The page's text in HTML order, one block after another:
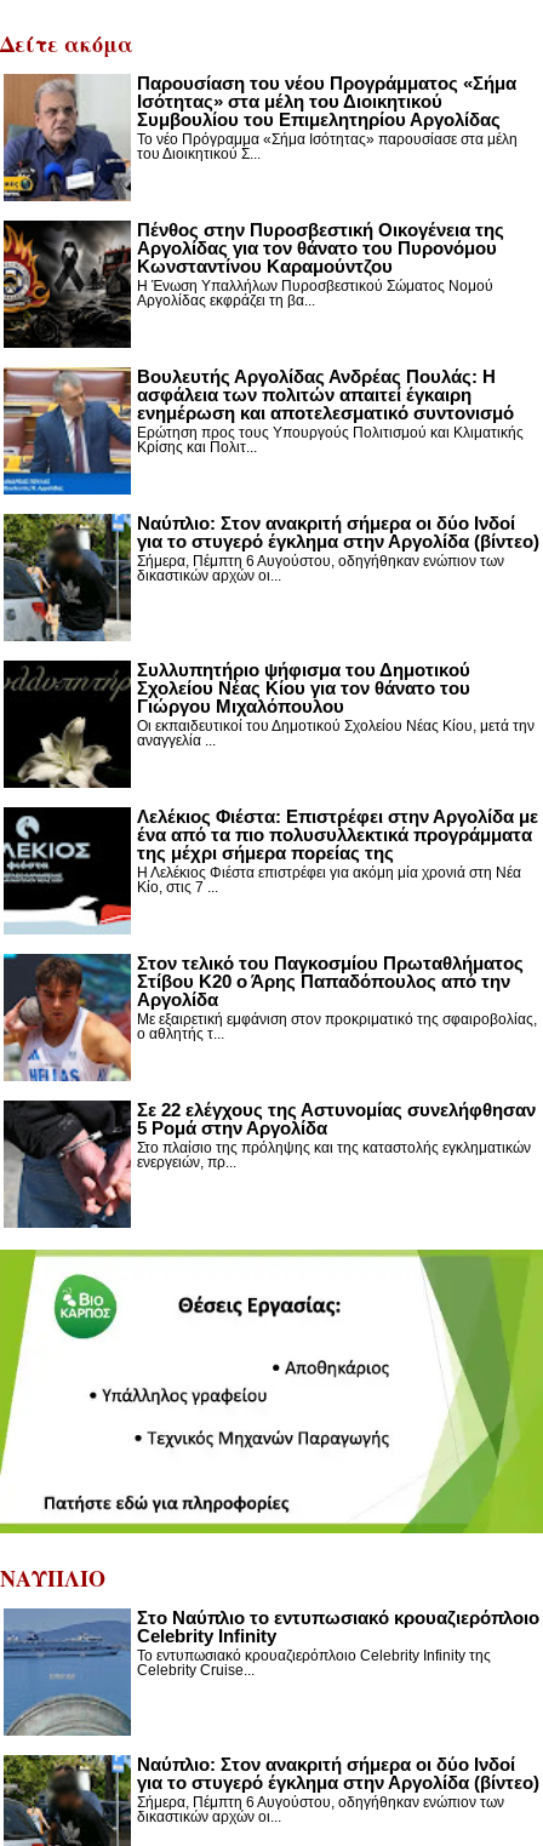
Δείτε ακόμα
Παρουσίαση του νέου Προγράμματος «Σήμα
Ισότητας» στα μέλη του Διοικητικού
Συμβουλίου του Επιμελητηρίου Αργολίδας
Το νέο Πρόγραμμα «Σήμα Ισότητας» παρουσίασε στα μέλη
του Διοικητικού Σ...
Πένθος στην Πυροσβεστική Οικογένεια της
Αργολίδας για τον θάνατο του Πυρονόμου
Κωνσταντίνου Καραμούντζου
Η Ένωση Υπαλλήλων Πυροσβεστικού Σώματος Νομού
Αργολίδας εκφράζει τη βα...
Βουλευτής Αργολίδας Ανδρέας Πουλάς: Η
ασφάλεια των πολιτών απαιτεί έγκαιρη
ενημέρωση και αποτελεσματικό συντονισμό
Ερώτηση προς τους Υπουργούς Πολιτισμού και Κλιματικής
Κρίσης και Πολιτ...
Nαύπλιο: Στον ανακριτή σήμερα οι δύο Ινδοί
για το στυγερό έγκλημα στην Αργολίδα (βίντεο)
Σήμερα, Πέμπτη 6 Αυγούστου, οδηγήθηκαν ενώπιον των
δικαστικών αρχών οι...
Συλλυπητήριο ψήφισμα του Δημοτικού
Σχολείου Νέας Κίου για τον θάνατο του
Γιώργου Μιχαλόπουλου
Οι εκπαιδευτικοί του Δημοτικού Σχολείου Νέας Κίου, μετά την
αναγγελία ...
Λελέκιος Φιέστα: Επιστρέφει στην Αργολίδα με
ένα από τα πιο πολυσυλλεκτικά προγράμματα
της μέχρι σήμερα πορείας της
Η Λελέκιος Φιέστα επιστρέφει για ακόμη μία χρονιά στη Νέα
Κίο, στις 7 ...
Στον τελικό του Παγκοσμίου Πρωταθλήματος
Στίβου Κ20 ο Άρης Παπαδόπουλος από την
Αργολίδα
Με εξαιρετική εμφάνιση στον προκριματικό της σφαιροβολίας,
ο αθλητής τ...
Σε 22 ελέγχους της Αστυνομίας συνελήφθησαν
5 Ρομά στην Αργολίδα
Στο πλαίσιο της πρόληψης και της καταστολής εγκληματικών
ενεργειών, πρ...
ΝΑΥΠΛΙΟ
Στο Ναύπλιο το εντυπωσιακό κρουαζιερόπλοιο
Celebrity Infinity
Το εντυπωσιακό κρουαζιερόπλοιο Celebrity Infinity της
Celebrity Cruise...
Nαύπλιο: Στον ανακριτή σήμερα οι δύο Ινδοί
για το στυγερό έγκλημα στην Αργολίδα (βίντεο)
Σήμερα, Πέμπτη 6 Αυγούστου, οδηγήθηκαν ενώπιον των
δικαστικών αρχών οι...